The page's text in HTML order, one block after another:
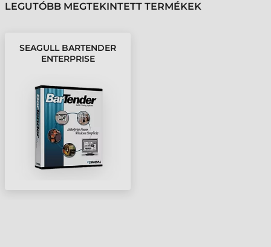
LEGUTÓBB MEGTEKINTETT TERMÉKEK
SEAGULL BARTENDER
ENTERPRISE